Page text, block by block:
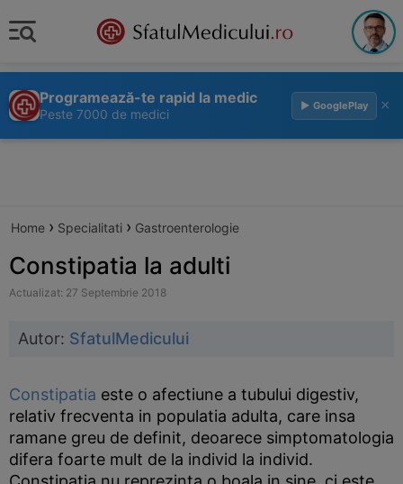
Programează-te rapid la medic
Peste 7000 de medici
▶ GooglePlay ×
Home › Specialitati › Gastroenterologie
Constipatia la adulti
Actualizat: 27 Septembrie 2018
Autor: SfatulMedicului
Constipatia este o afectiune a tubului digestiv,
relativ frecventa in populatia adulta, care insa
ramane greu de definit, deoarece simptomatologia
difera foarte mult de la individ la individ.